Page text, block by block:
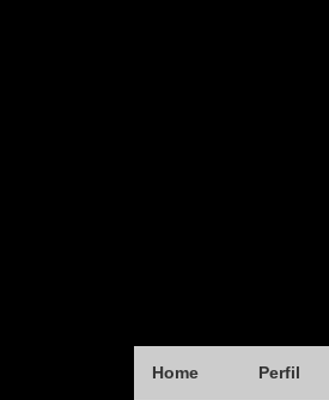
Home Perfil